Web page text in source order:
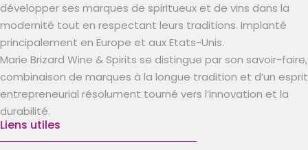
développer ses marques de spiritueux et de vins dans la
modernité tout en respectant leurs traditions. Implanté
principalement en Europe et aux Etats-Unis.
Marie Brizard Wine & Spirits se distingue par son savoir-faire,
combinaison de marques à la longue tradition et d’un esprit
entrepreneurial résolument tourné vers l’innovation et la
durabilité.
Liens utiles